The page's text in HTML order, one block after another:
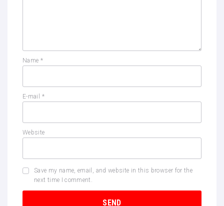
Name *
E-mail *
Website
Save my name, email, and website in this browser for the
next time I comment.